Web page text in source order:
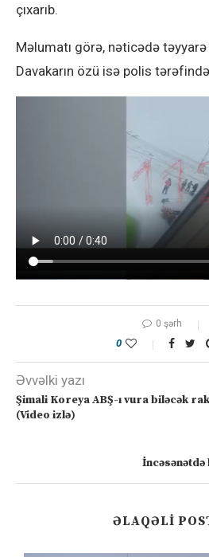
çıxarıb.
Məlumatı görə, nəticədə
Davakarın özü isə polis
0 şərh
0
Əvvəlki yazı
Şimali Koreya ABŞ-ı vura biləcək
(Video izlə)
İncəsənətdə
ƏLAQƏLI